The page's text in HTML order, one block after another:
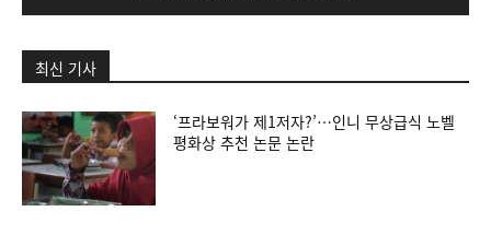
최신 기사
‘프라보워가 제1저자?’…인니 무상급식 노벨
평화상 추천 논문 논란